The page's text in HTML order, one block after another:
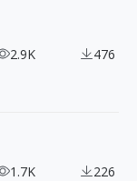
色立繪
2.9K 476
1.7K 226